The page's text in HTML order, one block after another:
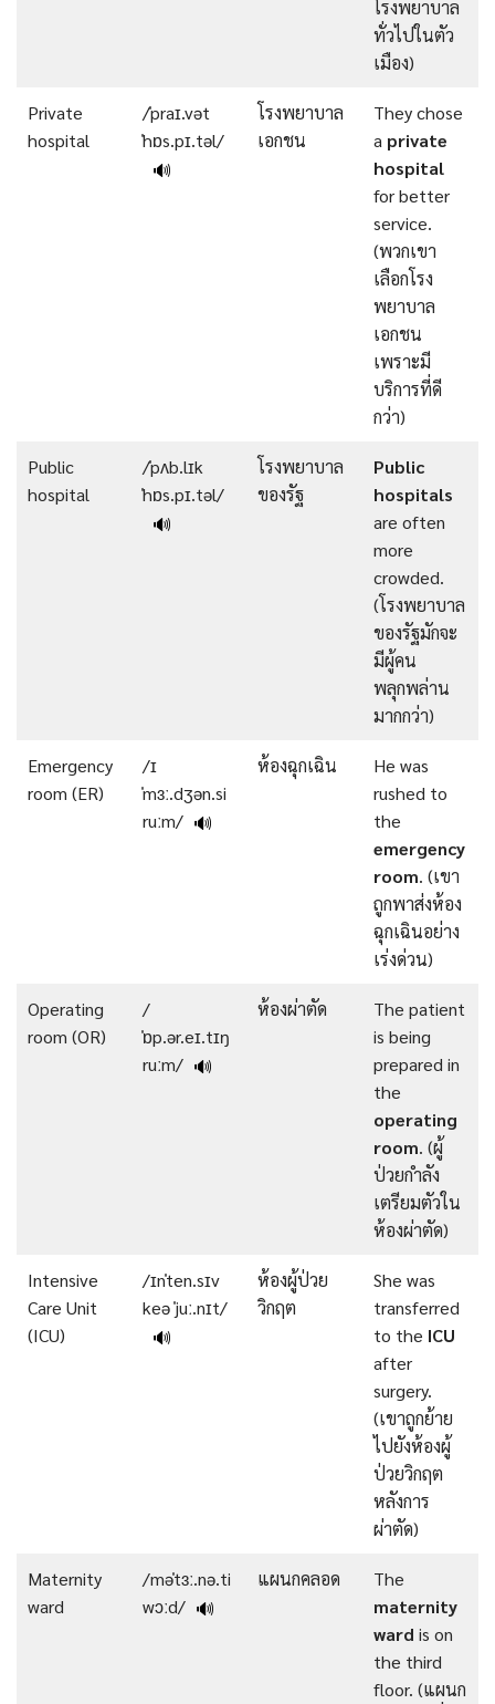
โรงพยาบาล
ทั่วไปในตัว
เมือง)
Private
hospital
/ˈpraɪ.vət
ˈhɒs.pɪ.təl/
🔊
โรงพยาบาล
เอกชน
They chose
a private
hospital
for better
service.
(พวกเขา
เลือกโรง
พยาบาล
เอกชน
เพราะมี
บริการที่ดี
กว่า)
Public
hospital
/ˈpʌb.lɪk
ˈhɒs.pɪ.təl/
🔊
โรงพยาบาล
ของรัฐ
Public
hospitals
are often
more
crowded.
(โรงพยาบาล
ของรัฐมักจะ
มีผู้คน
พลุกพล่าน
มากกว่า)
Emergency
room (ER)
/ɪ
ˈmɜː.dʒən.si
ruːm/ 🔊
ห้องฉุกเฉิน
He was
rushed to
the
emergency
room. (เขา
ถูกพาส่งห้อง
ฉุกเฉินอย่าง
เร่งด่วน)
Operating
room (OR)
/
ˈɒp.ər.eɪ.tɪŋ
ruːm/ 🔊
ห้องผ่าตัด
The patient
is being
prepared in
the
operating
room. (ผู้
ป่วยกำลัง
เตรียมตัวใน
ห้องผ่าตัด)
Intensive
Care Unit
(ICU)
/ɪnˈten.sɪv
keə ˈjuː.nɪt/
🔊
ห้องผู้ป่วย
วิกฤต
She was
transferred
to the ICU
after
surgery.
(เขาถูกย้าย
ไปยังห้องผู้
ป่วยวิกฤต
หลังการ
ผ่าตัด)
Maternity
ward
/məˈtɜː.nə.ti
wɔːd/ 🔊
แผนกคลอด
The
maternity
ward is on
the third
floor. (แผนก